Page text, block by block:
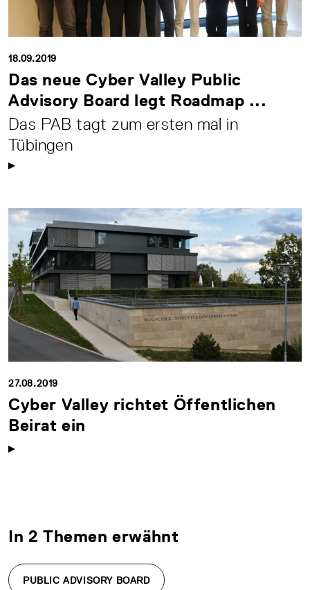
18.09.2019
Das neue Cyber Valley Public
Advisory Board legt Roadmap ...
Das PAB tagt zum ersten mal in
Tübingen
27.08.2019
Cyber Valley richtet Öffentlichen
Beirat ein
In 2 Themen erwähnt
PUBLIC ADVISORY BOARD